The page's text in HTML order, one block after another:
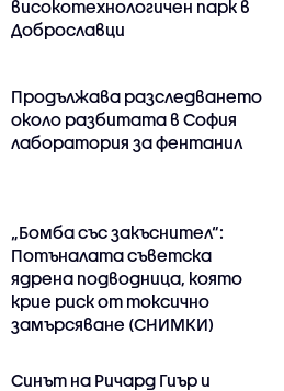
високотехнологичен парк в
Доброславци
Продължава разследването
около разбитата в София
лаборатория за фентанил
„Бомба със закъснител“:
Потъналата съветска
ядрена подводница, която
крие риск от токсично
замърсяване (СНИМКИ)
Синът на Ричард Гиър и